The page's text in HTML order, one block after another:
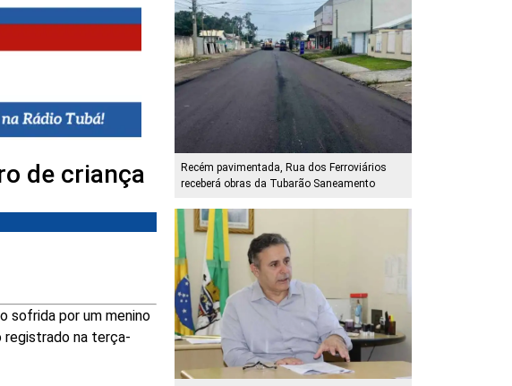
de criança
sofrida por um menino
registrado na terça-
Recém pavimentada, Rua dos Ferroviários
receberá obras da Tubarão Saneamento